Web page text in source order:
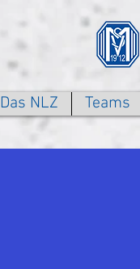
Das NLZ Teams